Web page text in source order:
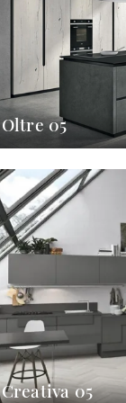
Oltre 05
Creativa 05